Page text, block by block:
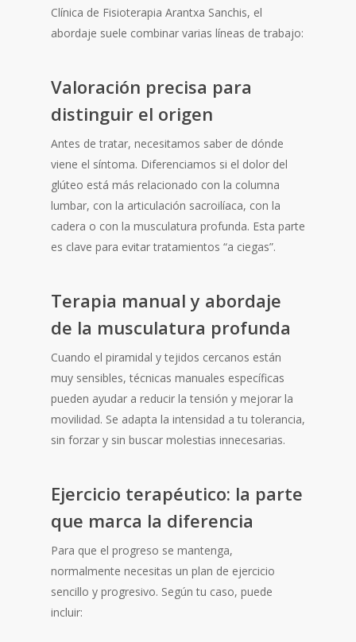
Clínica de Fisioterapia Arantxa Sanchis, el
abordaje suele combinar varias líneas de trabajo:
Valoración precisa para
distinguir el origen
Antes de tratar, necesitamos saber de dónde
viene el síntoma. Diferenciamos si el dolor del
glúteo está más relacionado con la columna
lumbar, con la articulación sacroilíaca, con la
cadera o con la musculatura profunda. Esta parte
es clave para evitar tratamientos “a ciegas”.
Terapia manual y abordaje
de la musculatura profunda
Cuando el piramidal y tejidos cercanos están
muy sensibles, técnicas manuales específicas
pueden ayudar a reducir la tensión y mejorar la
movilidad. Se adapta la intensidad a tu tolerancia,
sin forzar y sin buscar molestias innecesarias.
Ejercicio terapéutico: la parte
que marca la diferencia
Para que el progreso se mantenga,
normalmente necesitas un plan de ejercicio
sencillo y progresivo. Según tu caso, puede
incluir: